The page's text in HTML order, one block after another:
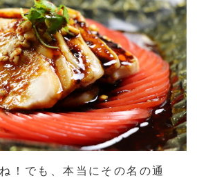
！でも、本当にその名の通